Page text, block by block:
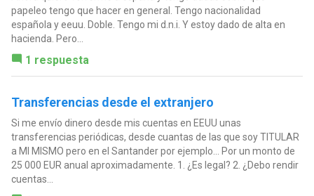
papeleo tengo que hacer en general. Tengo nacionalidad
española y eeuu. Doble. Tengo mi d.n.i. Y estoy dado de alta en
hacienda. Pero...
1 respuesta
Transferencias desde el extranjero
Si me envío dinero desde mis cuentas en EEUU unas
transferencias periódicas, desde cuantas de las que soy TITULAR
a MI MISMO pero en el Santander por ejemplo... Por un monto de
25 000 EUR anual aproximadamente. 1. ¿Es legal? 2. ¿Debo rendir
cuentas...